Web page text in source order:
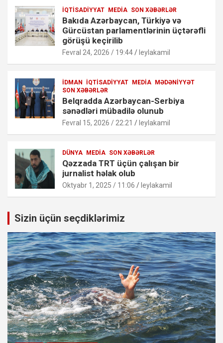
İQTISADIYYAT MEDIA SON XƏBƏRLƏR
Bakıda Azərbaycan, Türkiyə və
Gürcüstan parlamentlərinin üçtərəfli
görüşü keçirilib
Fevral 24, 2026 / 19:44 leylakamil
İDMAN İQTISADIYYAT MEDIA MƏDƏNIYYƏT
SON XƏBƏRLƏR
Belqradda Azərbaycan-Serbiya
sənədləri mübadilə olunub
Fevral 15, 2026 / 22:21 leylakamil
DÜNYA MEDIA SON XƏBƏRLƏR
Qəzzada TRT üçün çalışan bir
jurnalist həlak olub
Oktyabr 1, 2025 / 11:06 leylakamil
Sizin üçün seçdiklərimiz